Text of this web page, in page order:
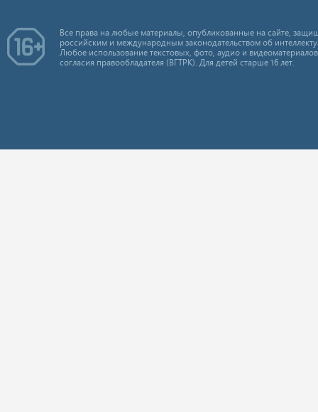
Все права на любые материалы, опубликованные на сайте,
российским и международным законодательством об
Любое использование текстовых, фото, аудио и
согласия правообладателя (ВГТРК). Для детей старше 16 лет.